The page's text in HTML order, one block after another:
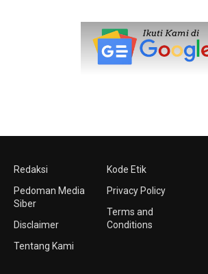
Redaksi
Pedoman Media
Siber
Disclaimer
Tentang Kami
Kode Etik
Privacy Policy
Terms and
Conditions